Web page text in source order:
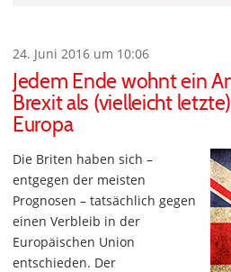
24. Juni 2016 um 10:06
Jedem Ende wohnt ein
Brexit als (vielleicht
Europa
Die Briten haben sich –
entgegen der meisten
Prognosen – tatsächlich gegen
einen Verbleib in der
Europäischen Union
entschieden. Der